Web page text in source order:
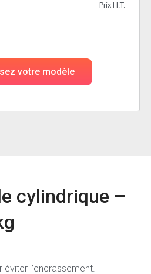
Prix H.T.
votre modèle
cylindrique –
éviter l’encrassement.